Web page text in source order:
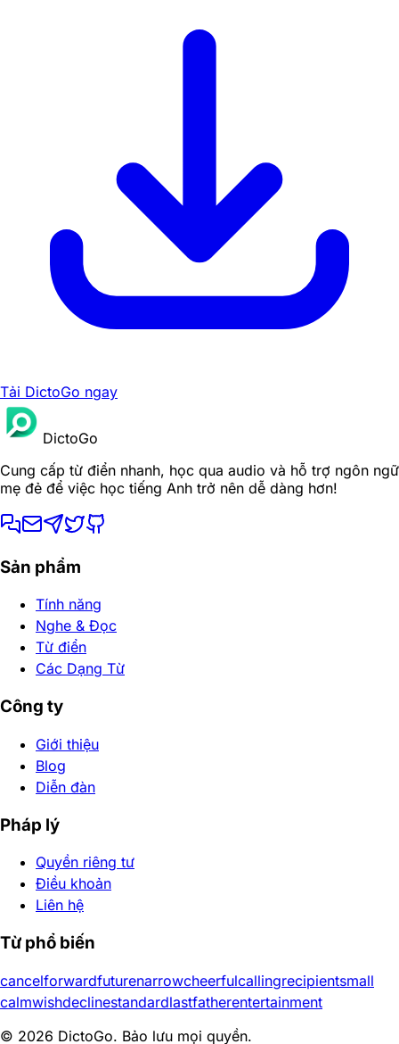
Tải DictoGo ngay
DictoGo
Cung cấp từ điển nhanh, học qua audio và hỗ trợ ngôn ngữ
mẹ đẻ để việc học tiếng Anh trở nên dễ dàng hơn!
Sản phẩm
Tính năng
Nghe & Đọc
Từ điển
Các Dạng Từ
Công ty
Giới thiệu
Blog
Diễn đàn
Pháp lý
Quyền riêng tư
Điều khoản
Liên hệ
Từ phổ biến
cancelforwardfuturenarrowcheerfulcallingrecipientsmall
calmwishdeclinestandardlastfatherentertainment
© 2026 DictoGo. Bảo lưu mọi quyền.